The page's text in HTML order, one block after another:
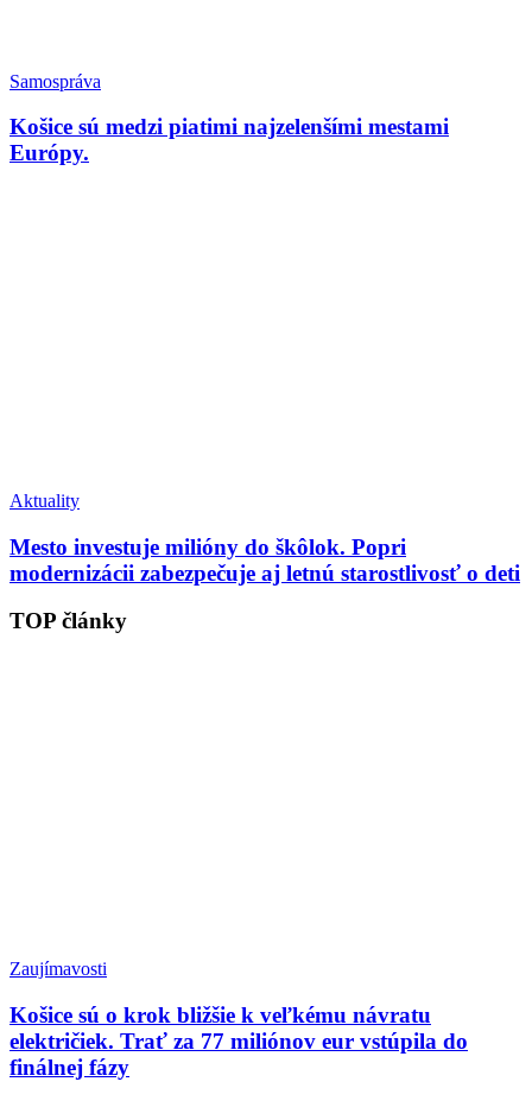
Samospráva
Košice sú medzi piatimi najzelenšími mestami
Európy.
Aktuality
Mesto investuje milióny do škôlok. Popri
modernizácii zabezpečuje aj letnú starostlivosť o deti
TOP články
Zaujímavosti
Košice sú o krok bližšie k veľkému návratu
električiek. Trať za 77 miliónov eur vstúpila do
finálnej fázy